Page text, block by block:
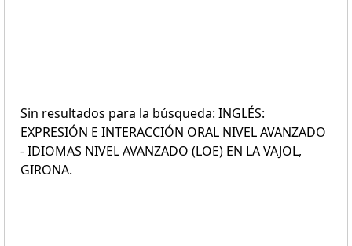
Sin resultados para la búsqueda: INGLÉS:
EXPRESIÓN E INTERACCIÓN ORAL NIVEL AVANZADO
- IDIOMAS NIVEL AVANZADO (LOE) EN LA VAJOL,
GIRONA.